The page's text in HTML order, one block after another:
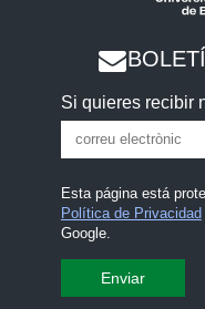
Si quieres recibir
Esta página está
Política de Privacidad
Google.